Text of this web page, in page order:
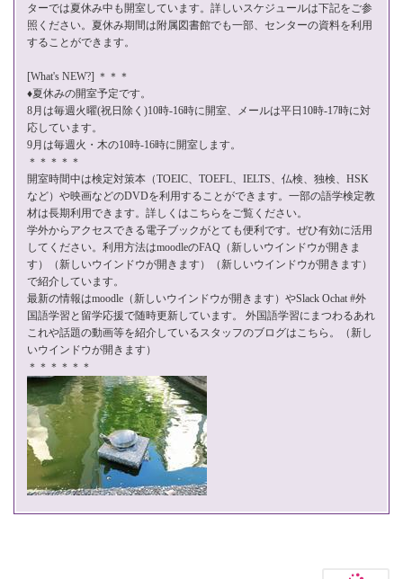
ターでは夏休み中も開室しています。詳しいスケジュールは下記をご参
照ください。夏休み期間は附属図書館でも一部、センターの資料を利用
することができます。
[What's NEW?] ＊＊＊
♦夏休みの開室予定です。
8月は毎週火曜(祝日除く)10時-16時に開室、メールは平日10時-17時に対
応しています。
9月は毎週火・木の10時-16時に開室します。
＊＊＊＊＊
開室時間中は検定対策本（TOEIC、TOEFL、IELTS、仏検、独検、HSK
など）や映画などのDVDを利用することができます。一部の語学検定教
材は長期利用できます。詳しくは こちら をご覧ください。
学外からアクセスできる電子ブックがとても便利です。ぜひ有効に活用
してください。利用方法はmoodleのFAQ （新しいウインドウが開きま
す）（新しいウインドウが開きます）（新しいウインドウが開きます）
で紹介しています。
最新の情報はmoodle （新しいウインドウが開きます）やSlack Ochat #外
国語学習と留学応援で随時更新しています。 外国語学習にまつわるあれ
これや話題の動画等を紹介している スタッフのブログはこちら。
（新し
いウインドウが開きます）
＊＊＊＊＊＊